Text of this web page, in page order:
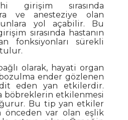
girişim sırasında
ve anesteziye olan
yol açabilir. Bu
sırasında hastanın
fonksiyonları sürekli
olarak, hayati organ
ender gözlenen
eden yan etkilerdir.
böbreklerin etkilenmesi
Bu tip yan etkiler
önceden var olan eşlik